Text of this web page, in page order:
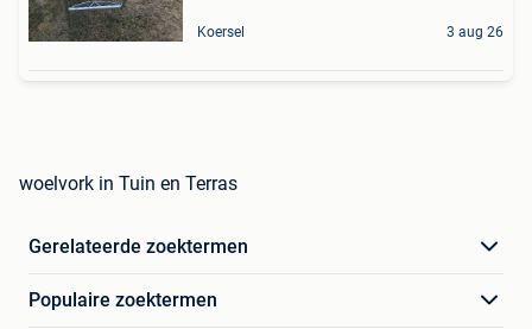
Koersel 3 aug 26
woelvork in Tuin en Terras
Gerelateerde zoektermen
Populaire zoektermen